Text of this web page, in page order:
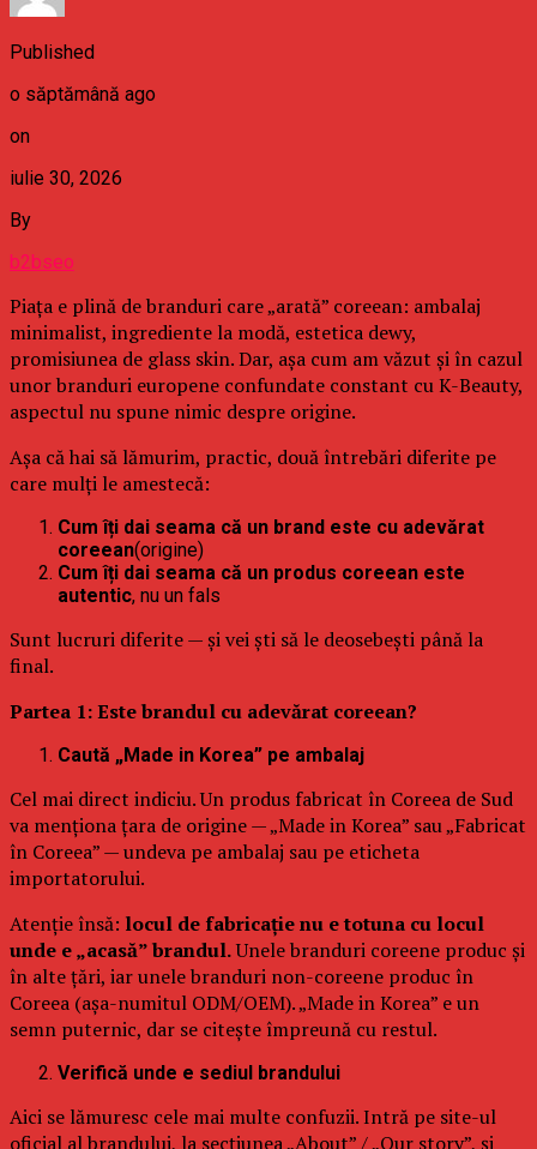
Published
o săptămână ago
on
iulie 30, 2026
By
b2bseo
Piața e plină de branduri care „arată” coreean: ambalaj
minimalist, ingrediente la modă, estetica dewy,
promisiunea de glass skin. Dar, așa cum am văzut și în cazul
unor branduri europene confundate constant cu K-Beauty,
aspectul nu spune nimic despre origine.
Așa că hai să lămurim, practic, două întrebări diferite pe
care mulți le amestecă:
Cum îți dai seama că un brand este cu adevărat
coreean(origine)
Cum îți dai seama că un produs coreean este
autentic, nu un fals
Sunt lucruri diferite — și vei ști să le deosebești până la
final.
Partea 1: Este brandul cu adevărat coreean?
Caută „Made in Korea” pe ambalaj
Cel mai direct indiciu. Un produs fabricat în Coreea de Sud
va menționa țara de origine — „Made in Korea” sau „Fabricat
în Coreea” — undeva pe ambalaj sau pe eticheta
importatorului.
Atenție însă: locul de fabricație nu e totuna cu locul
unde e „acasă” brandul.Unele branduri coreene produc și
în alte țări, iar unele branduri non-coreene produc în
Coreea (așa-numitul ODM/OEM). „Made in Korea” e un
semn puternic, dar se citește împreună cu restul.
Verifică unde e sediul brandului
Aici se lămuresc cele mai multe confuzii. Intră pe site-ul
oficial al brandului, la secțiunea „About” / „Our story”, și